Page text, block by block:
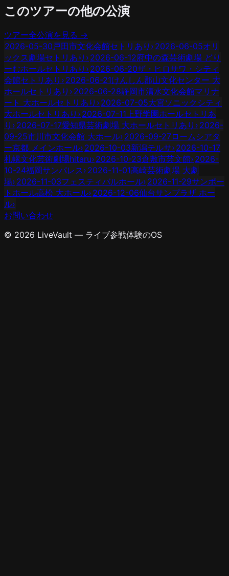
このツアーの他の公演
ツアー全公演を見る →
2026-05-30 戸田市文化会館セトリあり › 2026-06-05オリ
ックス劇場セトリあり › 2026-06-12府中の森芸術劇場 どり
ーむホールセトリあり › 2026-06-20ザ・ヒロサワ・シティ
会館セトリあり › 2026-06-21けんしん郡山文化センター 大
ホールセトリあり › 2026-06-28静岡市清水文化会館マリナ
ート 大ホールセトリあり › 2026-07-05大宮ソニックシティ
大ホールセトリあり › 2026-07-11 上野学園ホールセトリあ
り › 2026-07-17愛知県芸術劇場 大ホールセトリあり › 2026-
09-25市川市文化会館 大ホール› 2026-09-27ロームシアタ
ー京都 メインホール› 2026-10-03新潟テルサ› 2026-10-17
札幌文化芸術劇場hitaru› 2026-10-23倉敷市芸文館› 2026-
10-24福岡サンパレス› 2026-11-01高崎芸術劇場 大劇
場› 2026-11-03フェスティバルホール› 2026-11-29サンポー
トホール高松 大ホール› 2026-12-06仙台サンプラザ ホー
ル›
お問い合わせ
© 2026 LiveVault — ライブ参戦体験のOS